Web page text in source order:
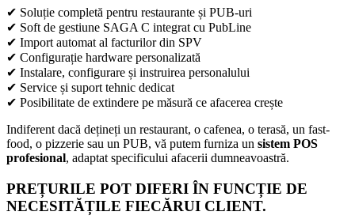
✔ Soluție completă pentru restaurante și PUB-uri
✔ Soft de gestiune SAGA C integrat cu PubLine
✔ Import automat al facturilor din SPV
✔ Configurație hardware personalizată
✔ Instalare, configurare și instruirea personalului
✔ Service și suport tehnic dedicat
✔ Posibilitate de extindere pe măsură ce afacerea crește
Indiferent dacă dețineți un restaurant, o cafenea, o terasă, un fast-
food, o pizzerie sau un PUB, vă putem furniza un sistem POS
profesional, adaptat specificului afacerii dumneavoastră.
PREȚURILE POT DIFERI ÎN FUNCȚIE DE
NECESITĂȚILE FIECĂRUI CLIENT.